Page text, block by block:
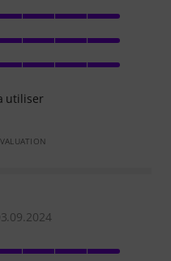
utiliser